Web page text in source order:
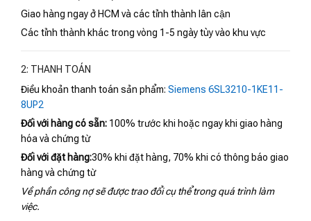
Giao hàng ngay ở HCM và các tỉnh thành lân cận
Các tỉnh thành khác trong vòng 1-5 ngày tùy vào khu vực
2: THANH TOÁN
Điều khoản thanh toán sản phẩm: Siemens 6SL3210-1KE11-
8UP2
Đối với hàng có sẵn: 100% trước khi hoặc ngay khi giao hàng
hóa và chứng từ
Đối với đặt hàng:30% khi đặt hàng, 70% khi có thông báo giao
hàng và chứng từ
Về phần công nợ sẽ được trao đổi cụ thể trong quá trình làm
việc.